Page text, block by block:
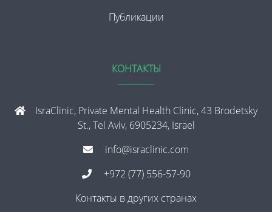
Публикации
КОНТАКТЫ
IsraClinic, Private Mental Health Clinic, 43 Brodetsky
St., Tel Aviv, 6905234, Israel
info@israclinic.com
+972 (77) 556-57-90
Контакты в других странах